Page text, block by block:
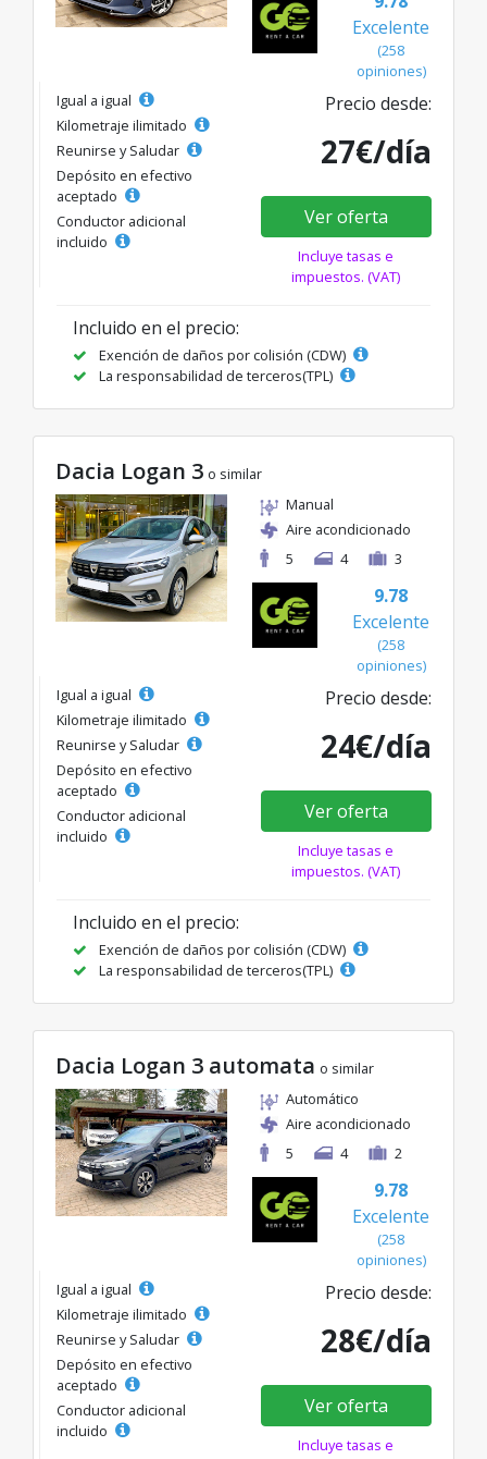
Excelente
(258
opiniones)
Igual a igual
Kilometraje ilimitado
Reunirse y Saludar
Depósito en efectivo
aceptado
Conductor adicional
incluido
Precio desde:
27€/día
Ver oferta
Incluye tasas e
impuestos. (VAT)
Incluido en el precio:
Exención de daños por colisión (CDW)
La responsabilidad de terceros(TPL)
Dacia Logan 3 o similar
Manual
Aire acondicionado
5
4 3
9.78
Excelente
(258
opiniones)
Igual a igual
Kilometraje ilimitado
Reunirse y Saludar
Depósito en efectivo
aceptado
Conductor adicional
incluido
Precio desde:
24€/día
Ver oferta
Incluye tasas e
impuestos. (VAT)
Incluido en el precio:
Exención de daños por colisión (CDW)
La responsabilidad de terceros(TPL)
Dacia Logan 3 automata o similar
Automático
Aire acondicionado
5
4 2
9.78
Excelente
(258
opiniones)
Igual a igual
Kilometraje ilimitado
Reunirse y Saludar
Depósito en efectivo
aceptado
Conductor adicional
incluido
Precio desde:
28€/día
Ver oferta
Incluye tasas e